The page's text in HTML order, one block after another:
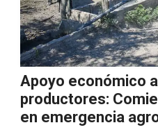
Apoyo económico
productores:
en emergencia